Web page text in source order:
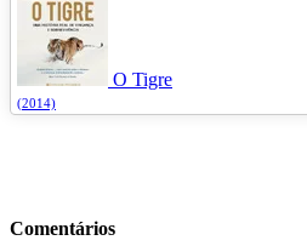
O Tigre
(2014)
Comentários